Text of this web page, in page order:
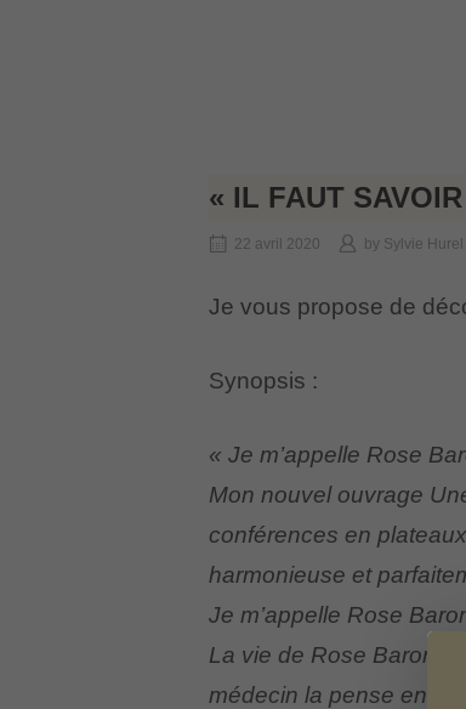
« IL FAUT
22 avril 2020 by Sylvie Hurel
Je vous propose de
Synopsis :
« Je m’appelle Rose
Mon nouvel ouvrage
conférences en
harmonieuse et
Je m’appelle Rose
La vie de Rose Baron
médecin la pense en